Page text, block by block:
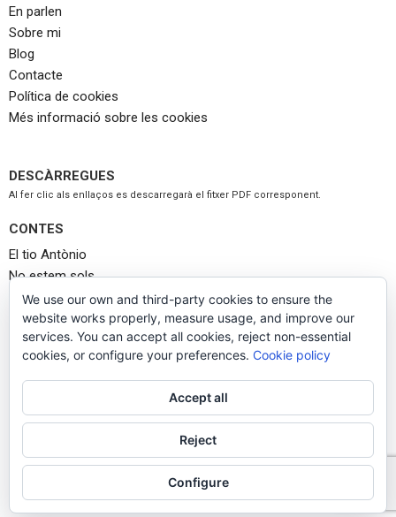
En parlen
Sobre mi
Blog
Contacte
Política de cookies
Més informació sobre les cookies
DESCÀRREGUES
Al fer clic als enllaços es descarregarà el fitxer PDF corresponent.
CONTES
El tio Antònio
No estem sols
No m’estranya
La cita
Llop busca caputxeta
PROPOSTES DIDÀCTIQUES
Les Aventures d’en Nic – Baix Camp i la Ribera d’Ebre
2.-Les Aventures d’en Nic – Priorat
© 2022 www.rosanaandreu.com
We use our own and third-party cookies to ensure the
website works properly, measure usage, and improve our
services. You can accept all cookies, reject non-essential
cookies, or configure your preferences. Cookie policy
Accept all
Reject
Configure